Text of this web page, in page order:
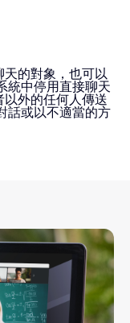
天的對象，也可以
統中停用直接聊天
外的任何人傳送
話或以不適當的方